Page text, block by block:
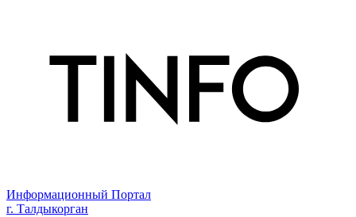
Информационный Портал
г. Талдыкорган